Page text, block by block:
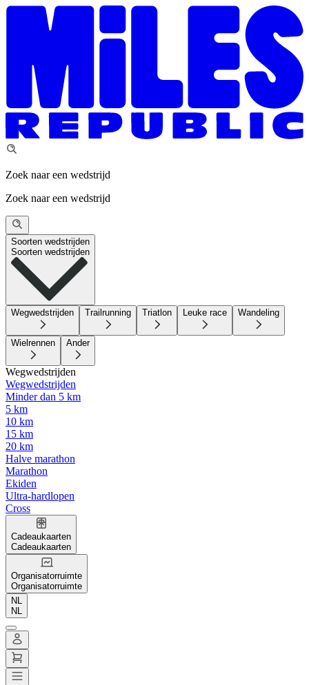
Zoek naar een wedstrijd
Zoek naar een wedstrijd
Soorten wedstrijden
Soorten wedstrijden
Wegwedstrijden Trailrunning Triatlon Leuke race Wandeling
Wielrennen Ander
Wegwedstrijden
Wegwedstrijden
Minder dan 5 km
5 km
10 km
15 km
20 km
Halve marathon
Marathon
Ekiden
Ultra-hardlopen
Cross
Cadeaukaarten
Cadeaukaarten
Organisatorruimte
Organisatorruimte
NL
NL